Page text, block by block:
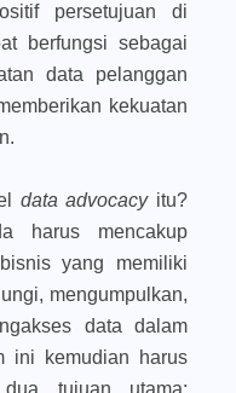
persetujuan di
berfungsi sebagai
data pelanggan
kekuatan
data advocacy itu?
harus mencakup
yang memiliki
mengumpulkan,
data dalam
ini kemudian harus
tujuan utama: